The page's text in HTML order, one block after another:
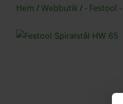
Hem /Webbutik/ - Festool -